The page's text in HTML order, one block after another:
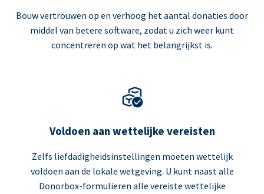
Bouw vertrouwen op en verhoog het aantal donaties door
middel van betere software, zodat u zich weer kunt
concentreren op wat het belangrijkst is.
Voldoen aan wettelijke vereisten
Zelfs liefdadigheidsinstellingen moeten wettelijk
voldoen aan de lokale wetgeving. U kunt naast alle
Donorbox-formulieren alle vereiste wettelijke